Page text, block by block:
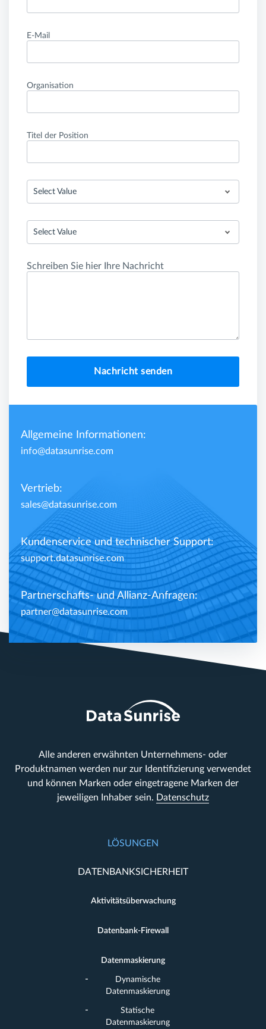
E-Mail
Organisation
Titel der Position
Select Value
Select Value
Schreiben Sie hier Ihre Nachricht
Nachricht senden
Allgemeine Informationen:
info@datasunrise.com
Vertrieb:
sales@datasunrise.com
Kundenservice und technischer Support:
support.datasunrise.com
Partnerschafts- und Allianz-Anfragen:
partner@datasunrise.com
Alle anderen erwähnten Unternehmens- oder
Produktnamen werden nur zur Identifizierung verwendet
und können Marken oder eingetragene Marken der
jeweiligen Inhaber sein. Datenschutz
LÖSUNGEN
DATENBANKSICHERHEIT
Aktivitätsüberwachung
Datenbank-Firewall
Datenmaskierung
Dynamische
Datenmaskierung
Statische
Datenmaskierung